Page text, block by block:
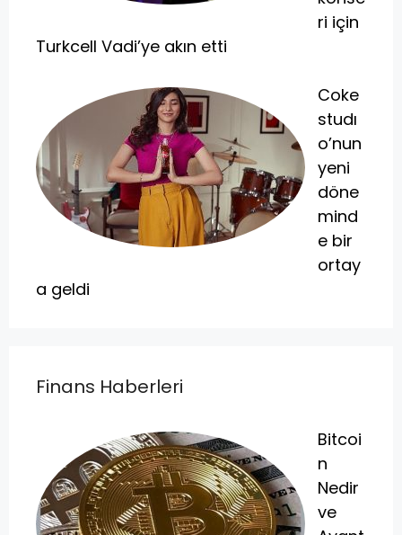
ri için
Turkcell Vadi’ye akın etti
Coke
studı
o’nun
yeni
döne
mind
e bir
ortay
a geldi
Finans Haberleri
Bitcoi
n
Nedir
ve